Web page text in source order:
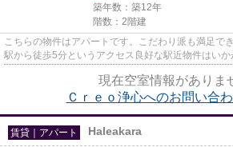
築年数：築12年
階数：2階建
こちらの物件はアパートです。こだわり派も満足で
駅から徒歩5分というアクセス良好な駅近物件はい
現在空室情報がありま
Ｃｒｅｏ浄心へのお問い合
賃貸｜アパート Haleakara